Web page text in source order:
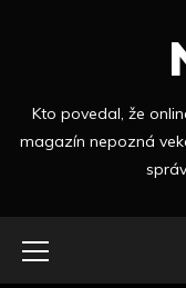
Kto povedal, že
magazín nepozná